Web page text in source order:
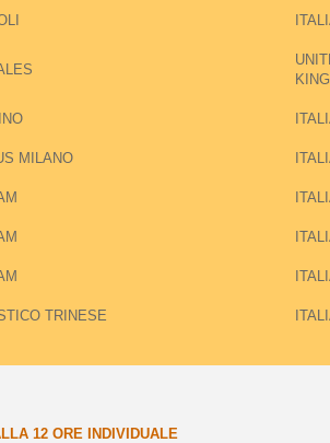
MILANO
TRINESE
12 ORE INDIVIDUALE